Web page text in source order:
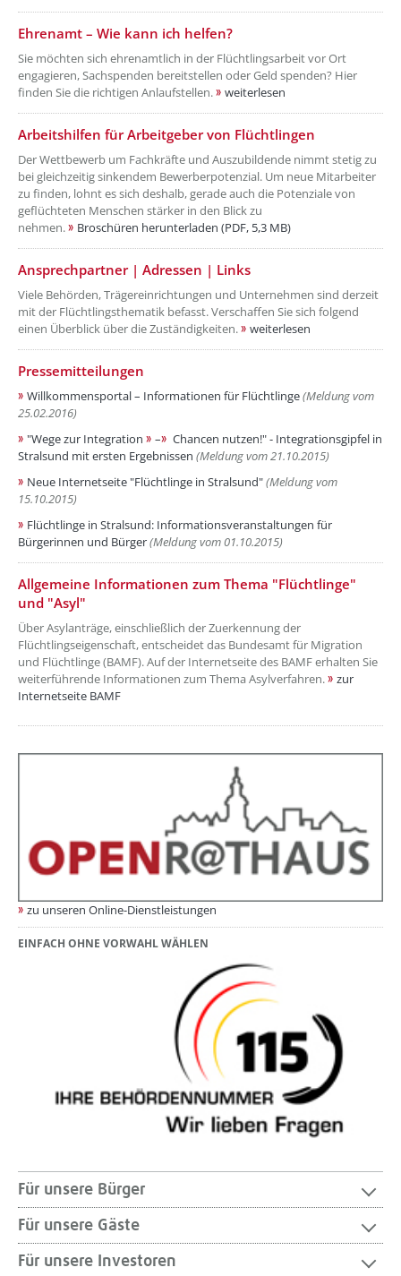
??? absaetzeOben[3]/titel ???
Ehrenamt – Wie kann ich helfen?
Sie möchten sich ehrenamtlich in der Flüchtlingsarbeit vor Ort
engagieren, Sachspenden bereitstellen oder Geld spenden? Hier
finden Sie die richtigen Anlaufstellen.
weiterlesen
??? absaetzeOben[4]/titel ???
Arbeitshilfen für Arbeitgeber von Flüchtlingen
Der Wettbewerb um Fachkräfte und Auszubildende nimmt stetig zu
bei gleichzeitig sinkendem Bewerberpotenzial. Um neue Mitarbeiter
zu finden, lohnt es sich deshalb, gerade auch die Potenziale von
geflüchteten Menschen stärker in den Blick zu
nehmen.
Broschüren herunterladen (PDF, 5,3 MB)
??? absaetzeOben[5]/titel ???
Ansprechpartner | Adressen | Links
Viele Behörden, Trägereinrichtungen und Unternehmen sind derzeit
mit der Flüchtlingsthematik befasst. Verschaffen Sie sich folgend
einen Überblick über die Zuständigkeiten.
weiterlesen
??? absaetzeOben[6]/titel ???
Pressemitteilungen
Willkommensportal – Informationen für Flüchtlinge(Meldung vom
25.02.2016)
"Wege zur Integration
–
Chancen nutzen!" - Integrationsgipfel in
Stralsund mit ersten Ergebnissen (Meldung vom 21.10.2015)
Neue Internetseite "Flüchtlinge in Stralsund"(Meldung vom
15.10.2015)
Flüchtlinge in Stralsund: Informationsveranstaltungen für
Bürgerinnen und Bürger(Meldung vom 01.10.2015)
??? absaetzeOben[7]/titel ???
Allgemeine Informationen zum Thema "Flüchtlinge"
und "Asyl"
Über Asylanträge, einschließlich der Zuerkennung der
Flüchtlingseigenschaft, entscheidet das Bundesamt für Migration
und Flüchtlinge (BAMF). Auf der Internetseite des BAMF erhalten Sie
weiterführende Informationen zum Thema Asylverfahren.
zur
Internetseite BAMF
zu unseren Online-Dienstleistungen
EINFACH OHNE VORWAHL WÄHLEN
Für unsere Bürger
Für unsere Gäste
Für unsere Investoren